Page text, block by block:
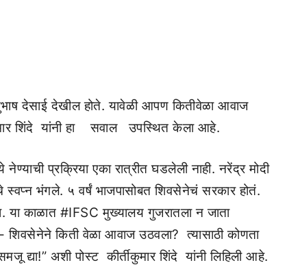
देसाई देखील होते. यावेळी आपण कितीवेळा आवाज
शिंदे यांनी हा सवाल उपस्थित केला आहे.
प्रक्रिया एका रात्रीत घडलेली नाही. नरेंद्र मोदी
स्वप्न भंगले. ५ वर्षं भाजपासोबत शिवसेनेचं सरकार होतं.
या काळात #IFSC मुख्यालय गुजरातला न जाता
शिवसेनेने किती वेळा आवाज उठवला? त्यासाठी कोणता
द्या!” अशी पोस्ट कीर्तीकुमार शिंदे यांनी लिहिली आहे.